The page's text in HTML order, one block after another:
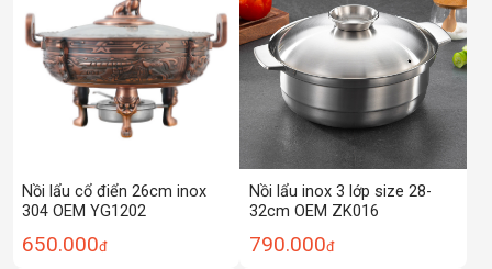
Nồi lẩu cổ điển 26cm inox
304 OEM YG1202
650.000đ
Nồi lẩu inox 3 lớp size 28-
32cm OEM ZK016
790.000đ